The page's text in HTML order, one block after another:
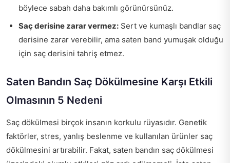
böylece sabah daha bakımlı görünürsünüz.
Saç derisine zarar vermez: Sert ve kumaşlı bandlar saç
derisine zarar verebilir, ama saten band yumuşak olduğu
için saç derisini tahriş etmez.
Saten Bandın Saç Dökülmesine Karşı Etkili
Olmasının 5 Nedeni
Saç dökülmesi birçok insanın korkulu rüyasıdır. Genetik
faktörler, stres, yanlış beslenme ve kullanılan ürünler saç
dökülmesini artırabilir. Fakat, saten bandın saç dökülmesi